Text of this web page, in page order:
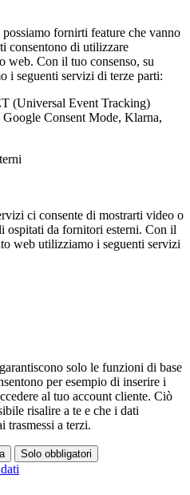
fornirti feature che vanno
consentono di utilizzare
web. Con il tuo consenso, su
i seguenti servizi di terze parti:
(Universal Event Tracking)
Consent Mode, Klarna,
ci consente di mostrarti video o
ospitati da fornitori esterni. Con il
web utilizziamo i seguenti servizi
solo le funzioni di base
per esempio di inserire i
al tuo account cliente. Ciò
risalire a te e che i dati
trasmessi a terzi.
Solo obbligatori